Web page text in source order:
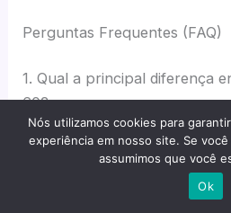
Perguntas Frequentes (FAQ)
1. Qual a principal diferença
60?
O Razr 40 é focado no
hardware mais simples. O
em tela e câmeras, enquanto
Nós utilizamos cookies para
experiência em nosso site. Se
assumimos que você
Ok